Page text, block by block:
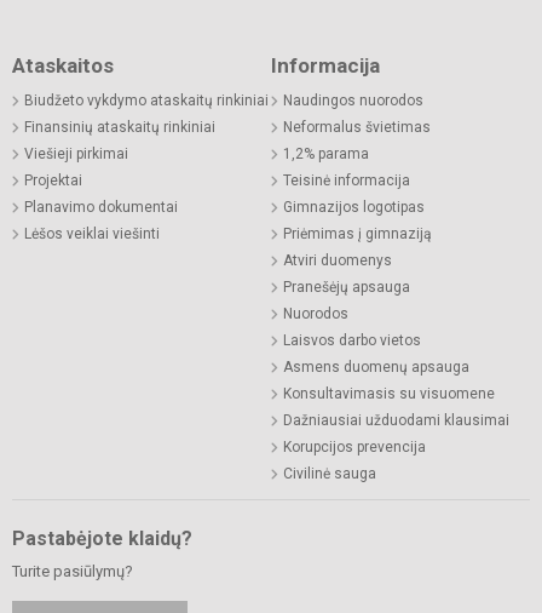
Ataskaitos
Biudžeto vykdymo ataskaitų rinkiniai
Finansinių ataskaitų rinkiniai
Viešieji pirkimai
Projektai
Planavimo dokumentai
Lėšos veiklai viešinti
Informacija
Naudingos nuorodos
Neformalus švietimas
1,2% parama
Teisinė informacija
Gimnazijos logotipas
Priėmimas į gimnaziją
Atviri duomenys
Pranešėjų apsauga
Nuorodos
Laisvos darbo vietos
Asmens duomenų apsauga
Konsultavimasis su visuomene
Dažniausiai užduodami klausimai
Korupcijos prevencija
Civilinė sauga
Pastabėjote klaidų?
Turite pasiūlymų?